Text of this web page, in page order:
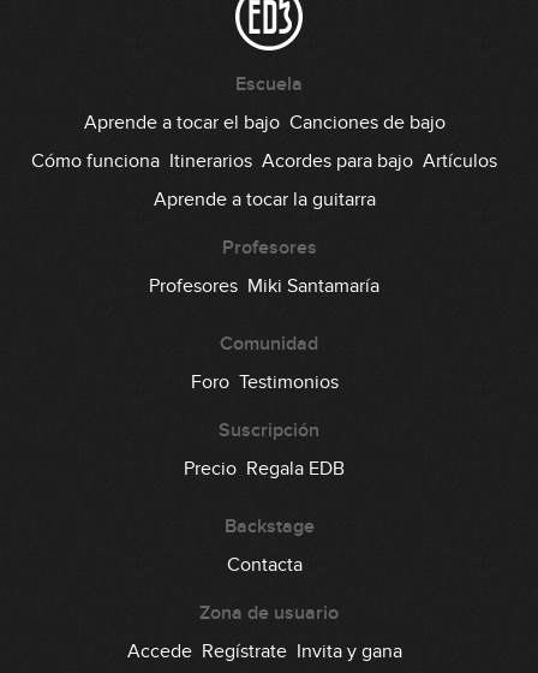
Escuela
Aprende a tocar el bajo Canciones de bajo
Cómo funciona Itinerarios Acordes para bajo Artículos
Aprende a tocar la guitarra
Profesores
Profesores Miki Santamaría
Comunidad
Foro Testimonios
Suscripción
Precio Regala EDB
Backstage
Contacta
Zona de usuario
Accede Regístrate Invita y gana